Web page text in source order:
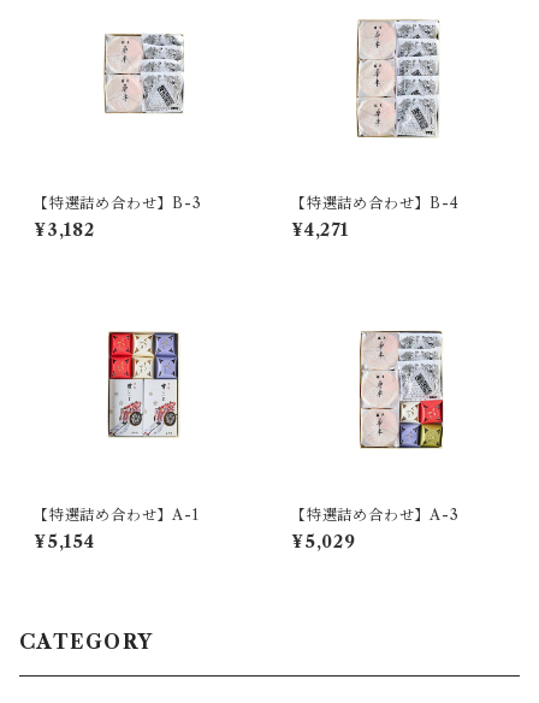
【特選詰め合わせ】B-3
¥3,182
【特選詰め合わせ】B-4
¥4,271
【特選詰め合わせ】A-1
¥5,154
【特選詰め合わせ】A-3
¥5,029
CATEGORY